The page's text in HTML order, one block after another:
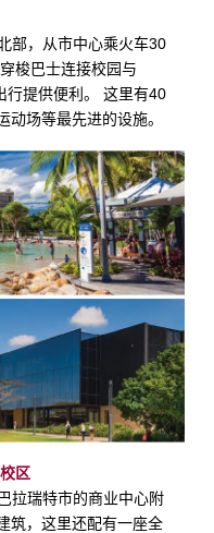
部，从市中心乘火车30
梭巴士连接校园与
行提供便利。 这里有40
场等最先进的设施。
区
拉瑞特市的商业中心附
筑，这里还配有一座全